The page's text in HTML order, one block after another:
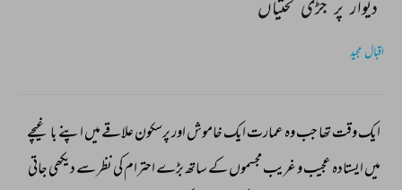
دیوار پر جڑی تختیاں
اقبال مجید
ایک وقت تھا جب وہ عمارت ایک خاموش اور پرسکون علاقے میں اپنے باغیچے
میں ایستادہ عجیب و غریب مجسموں کے ساتھ بڑے احترام کی نظر سے دیکھی جاتی